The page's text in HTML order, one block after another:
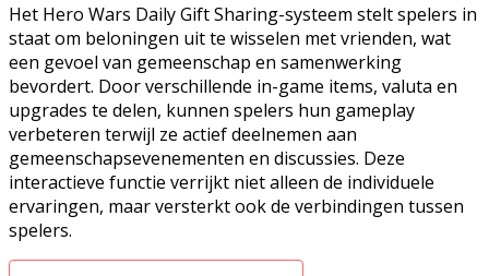
Het Hero Wars Daily Gift Sharing-systeem stelt spelers in
staat om beloningen uit te wisselen met vrienden, wat
een gevoel van gemeenschap en samenwerking
bevordert. Door verschillende in-game items, valuta en
upgrades te delen, kunnen spelers hun gameplay
verbeteren terwijl ze actief deelnemen aan
gemeenschapsevenementen en discussies. Deze
interactieve functie verrijkt niet alleen de individuele
ervaringen, maar versterkt ook de verbindingen tussen
spelers.